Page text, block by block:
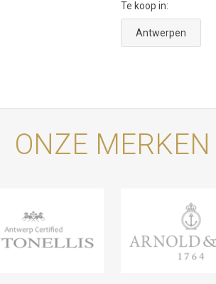
Te koop in:
Antwerpen
ONZE MERKEN